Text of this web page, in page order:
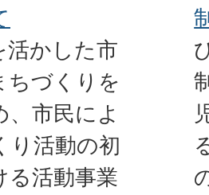
活かした市
ちづくりを
、市民によ
り活動の初
る活動事業